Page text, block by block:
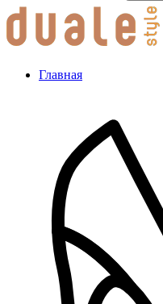
Главная